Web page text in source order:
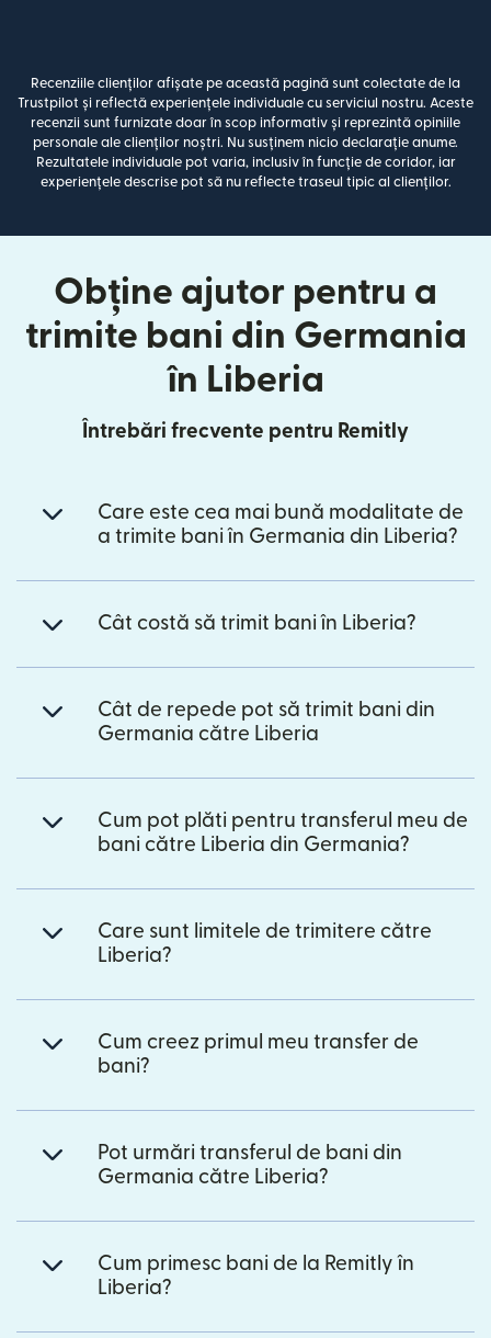
Recenziile clienților afișate pe această pagină sunt colectate de la
Trustpilot și reflectă experiențele individuale cu serviciul nostru. Aceste
recenzii sunt furnizate doar în scop informativ și reprezintă opiniile
personale ale clienților noștri. Nu susținem nicio declarație anume.
Rezultatele individuale pot varia, inclusiv în funcție de coridor, iar
experiențele descrise pot să nu reflecte traseul tipic al clienților.
Obține ajutor pentru a
trimite bani din Germania
în Liberia
Întrebări frecvente pentru Remitly
Care este cea mai bună modalitate de
a trimite bani în Germania din Liberia?
Cât costă să trimit bani în Liberia?
Cât de repede pot să trimit bani din
Germania către Liberia
Cum pot plăti pentru transferul meu de
bani către Liberia din Germania?
Care sunt limitele de trimitere către
Liberia?
Cum creez primul meu transfer de
bani?
Pot urmări transferul de bani din
Germania către Liberia?
Cum primesc bani de la Remitly în
Liberia?